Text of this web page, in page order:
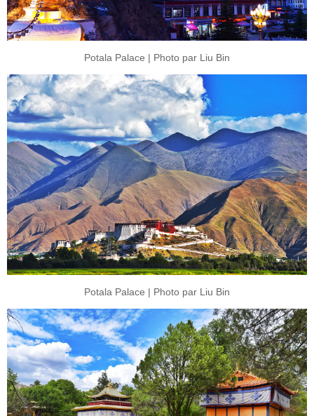
Potala Palace | Photo par Liu Bin
Potala Palace | Photo par Liu Bin